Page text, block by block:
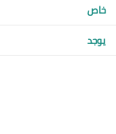
خاص
يوجد